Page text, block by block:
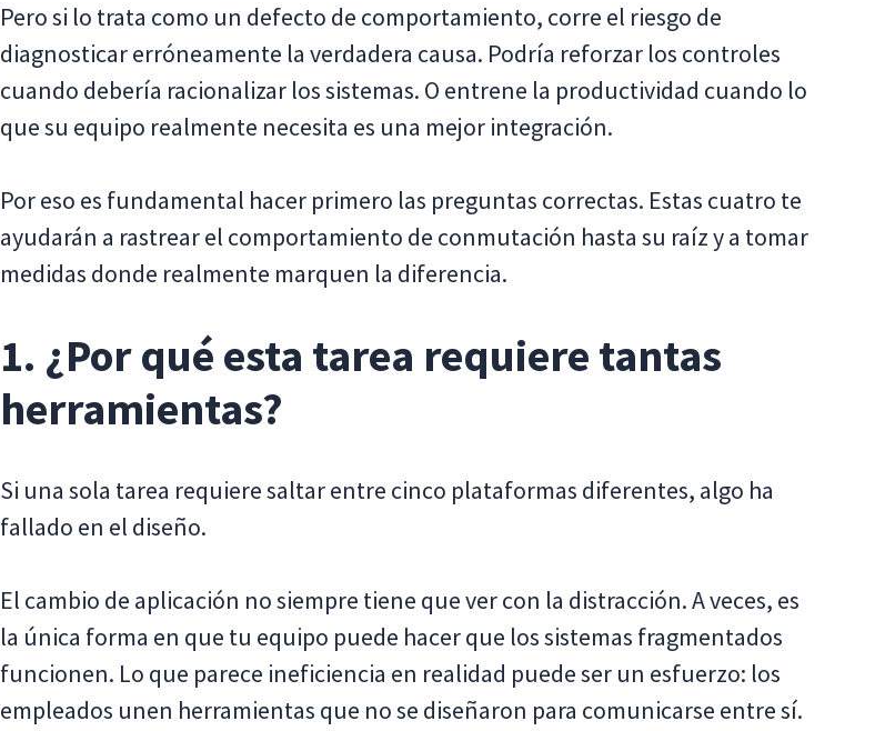
Pero si lo trata como un defecto de comportamiento, corre el riesgo de
diagnosticar erróneamente la verdadera causa. Podría reforzar los controles
cuando debería racionalizar los sistemas. O entrene la productividad cuando lo
que su equipo realmente necesita es una mejor integración.
Por eso es fundamental hacer primero las preguntas correctas. Estas cuatro te
ayudarán a rastrear el comportamiento de conmutación hasta su raíz y a tomar
medidas donde realmente marquen la diferencia.
1. ¿Por qué esta tarea requiere tantas
herramientas?
Si una sola tarea requiere saltar entre cinco plataformas diferentes, algo ha
fallado en el diseño.
El cambio de aplicación no siempre tiene que ver con la distracción. A veces, es
la única forma en que tu equipo puede hacer que los sistemas fragmentados
funcionen. Lo que parece ineficiencia en realidad puede ser un esfuerzo: los
empleados unen herramientas que no se diseñaron para comunicarse entre sí.